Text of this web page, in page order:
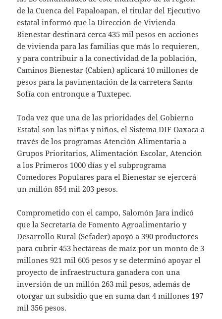
de la Cuenca del Papaloapan, el titular del Ejecutivo
estatal informó que la Dirección de Vivienda
Bienestar destinará cerca 435 mil pesos en acciones
de vivienda para las familias que más lo requieren,
y para contribuir a la conectividad de la población,
Caminos Bienestar (Cabien) aplicará 10 millones de
pesos para la pavimentación de la carretera Santa
Sofía con entronque a Tuxtepec.
Toda vez que una de las prioridades del Gobierno
Estatal son las niñas y niños, el Sistema DIF Oaxaca a
través de los programas Atención Alimentaria a
Grupos Prioritarios, Alimentación Escolar, Atención
a los Primeros 1000 días y el subprograma
Comedores Populares para el Bienestar se ejercerá
un millón 854 mil 203 pesos.
Comprometido con el campo, Salomón Jara indicó
que la Secretaría de Fomento Agroalimentario y
Desarrollo Rural (Sefader) apoyó a 390 productores
para cubrir 453 hectáreas de maíz por un monto de 3
millones 921 mil 605 pesos y se determinó apoyar el
proyecto de infraestructura ganadera con una
inversión de un millón 263 mil pesos, además de
otorgar un subsidio que en suma dan 4 millones 197
mil 356 pesos.